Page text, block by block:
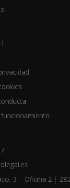
3 – Oficina 2 |